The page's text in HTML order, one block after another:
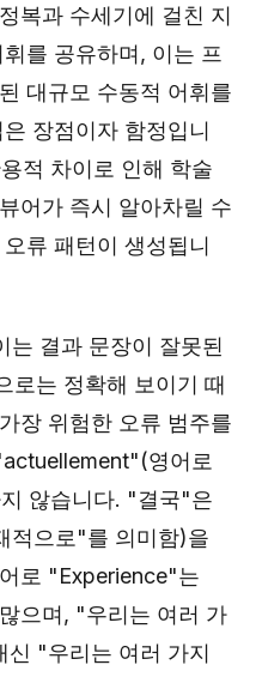
복과 수세기에 걸친 지
를 공유하며, 이는 프
대규모 수동적 어휘를
장점이자 함정입니
적 차이로 인해 학술
어가 즉시 알아차릴 수
류 패턴이 생성됩니
는 결과 문장이 잘못된
로는 정확해 보이기 때
장 위험한 오류 범주를
영어로
않습니다. "결국"은
으로"를 의미함)을
로 "Experience"는
으며, "우리는 여러 가
"우리는 여러 가지